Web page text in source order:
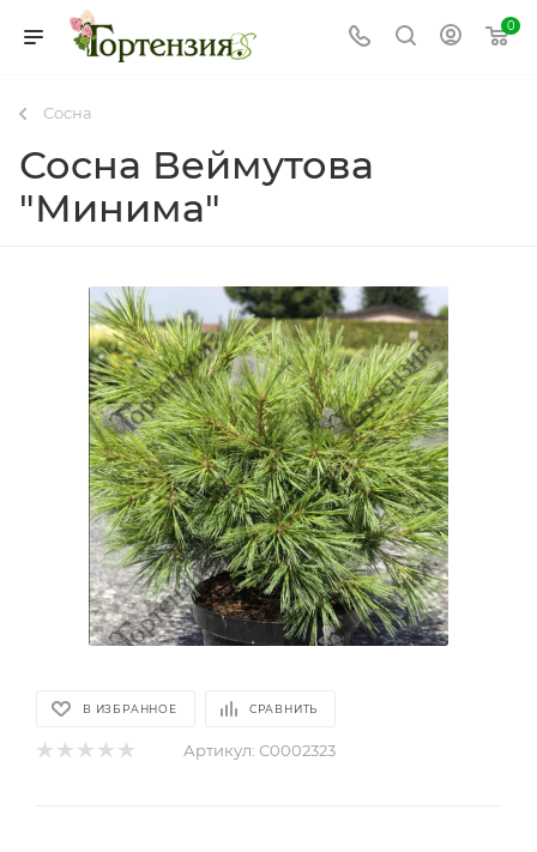
0
Сосна
Сосна Веймутова
"Минима"
В ИЗБРАННОЕ СРАВНИТЬ
Артикул: С0002323